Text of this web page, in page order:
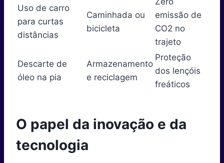
Uso de carro
para curtas
distâncias
Caminhada ou
bicicleta
emissão de
CO2 no
trajeto
Descarte de
óleo na pia
Armazenamento
e reciclagem
Proteção
dos lençóis
freáticos
O papel da inovação e da
tecnologia